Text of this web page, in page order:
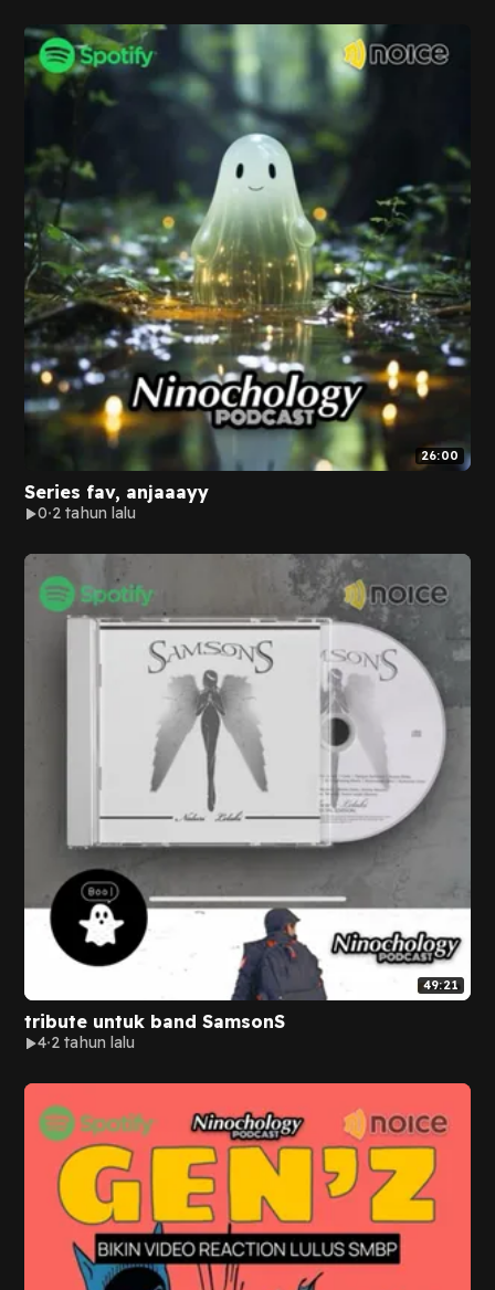
26:00
Series fav, anjaaayy
0 2 tahun lalu
49:21
tribute untuk band SamsonS
4 2 tahun lalu